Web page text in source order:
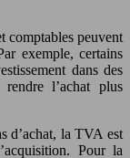
comptables peuvent
exemple, certains
dans des
l’achat plus
d’achat, la TVA est
Pour la